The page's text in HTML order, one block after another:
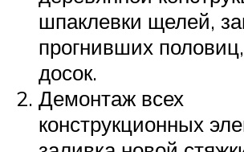
шпаклевки щелей,
прогнивших
досок.
Демонтаж всех
конструкционных